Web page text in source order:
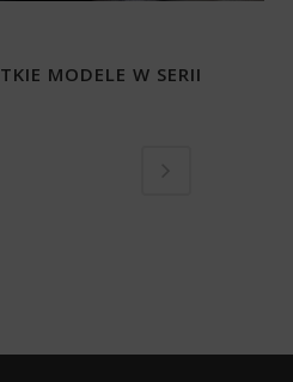
MODELE W SERII